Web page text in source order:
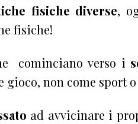
fisiche diverse,
fisiche!
cominciano verso i
non come sport
ad avvicinare i